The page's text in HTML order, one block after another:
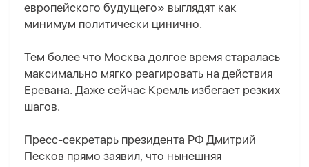
европейского будущего» выглядят как
минимум политически цинично.
Тем более что Москва долгое время старалась
максимально мягко реагировать на действия
Еревана. Даже сейчас Кремль избегает резких
шагов.
Пресс-секретарь президента РФ Дмитрий
Песков прямо заявил, что нынешняя